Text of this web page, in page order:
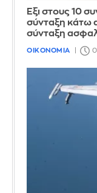
Έξι στους 10
σύνταξη κάτω
σύνταξη
ΟΙΚΟΝΟΜΙΑ